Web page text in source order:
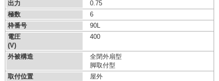
出力
0.75
極数
6
枠番号
90L
電圧
(V)
400
外被構造
全閉外扇型
脚取付型
取付位置
屋外